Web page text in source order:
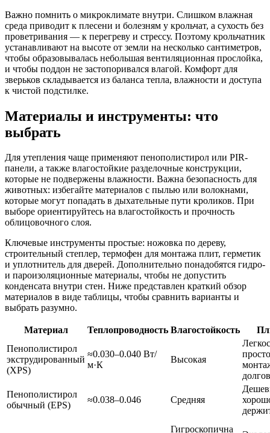
Важно помнить о микроклимате внутри. Слишком влажная
среда приводит к плесени и болезням у крольчат, а сухость без
проветривания — к перегреву и стрессу. Поэтому крольчатник
устанавливают на высоте от земли на несколько сантиметров,
чтобы образовывалась небольшая вентиляционная прослойка,
и чтобы поддон не застопоривался влагой. Комфорт для
зверьков складывается из баланса тепла, влажности и доступа
к чистой подстилке.
Материалы и инструменты: что
выбрать
Для утепления чаще применяют пенополистирол или PIR-
панели, а также влагостойкие разделочные конструкции,
которые не подвержены влажности. Важна безопасность для
животных: избегайте материалов с пылью или волокнами,
которые могут попадать в дыхательные пути кроликов. При
выборе ориентируйтесь на влагостойкость и прочность
облицовочного слоя.
Ключевые инструменты простые: ножовка по дереву,
строительный степлер, термофен для монтажа плит, герметик
и уплотнитель для дверей. Дополнительно понадобятся гидро-
и пароизоляционные материалы, чтобы не допустить
конденсата внутри стен. Ниже представлен краткий обзор
материалов в виде таблицы, чтобы сравнить варианты и
выбрать разумно.
Материал Теплопроводность Влагостойкость
Пенополистирол
экструдированный
(XPS)
≈0.030–0.040 Вт/
м·К
Высокая
Пенополистирол
обычный (EPS)
≈0.038–0.046 Средняя
Гигроскопична